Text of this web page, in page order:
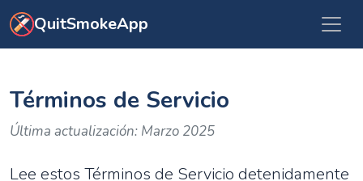
Ir al contenido principal
QuitSmokeApp
Términos de Servicio
Última actualización: Marzo 2025
Lee estos Términos de Servicio detenidamente